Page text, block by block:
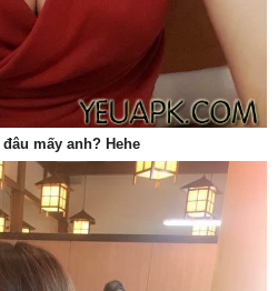
mấy anh? Hehe